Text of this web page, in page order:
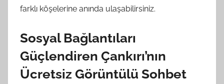
farklı köşelerine anında ulaşabilirsiniz.
Sosyal Bağlantıları
Güçlendiren Çankırı’nın
Ücretsiz Görüntülü Sohbet